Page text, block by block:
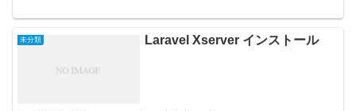
未分類 Laravel Xserver インストール